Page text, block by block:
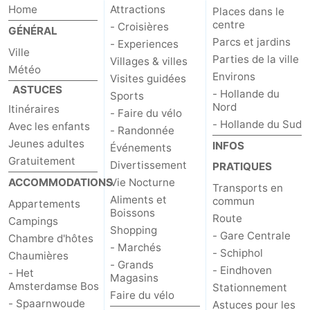
Home
GÉNÉRAL
Ville
Météo
ASTUCES
Itinéraires
Avec les enfants
Jeunes adultes
Gratuitement
ACCOMMODATIONS
Appartements
Campings
Chambre d'hôtes
Chaumières
- Het
Amsterdamse Bos
- Spaarnwoude
Attractions
- Croisières
- Experiences
Villages & villes
Visites guidées
Sports
- Faire du vélo
- Randonnée
Événements
Divertissement
Vie Nocturne
Aliments et
Boissons
Shopping
- Marchés
- Grands
Magasins
Faire du vélo
Places dans le
centre
Parcs et jardins
Parties de la ville
Environs
- Hollande du
Nord
- Hollande du Sud
INFOS
PRATIQUES
Transports en
commun
Route
- Gare Centrale
- Schiphol
- Eindhoven
Stationnement
Astuces pour les